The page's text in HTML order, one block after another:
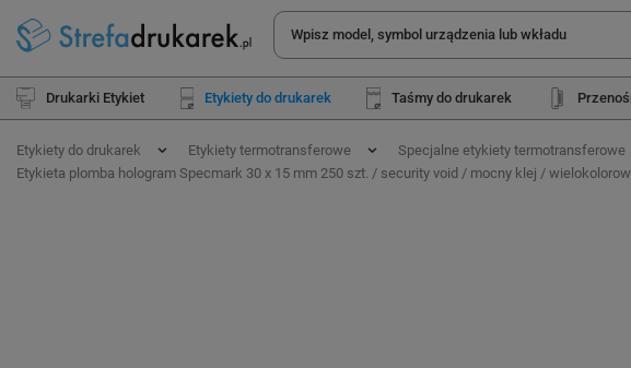
Drukarki Etykiet Etykiety do drukarek Taśmy do drukarek
Etykiety do drukarek Etykiety termotransferowe Specjalne etykiety termotransferowe
Etykieta plomba hologram Specmark 30 x 15 mm 250 szt. / security void / mocny klej /